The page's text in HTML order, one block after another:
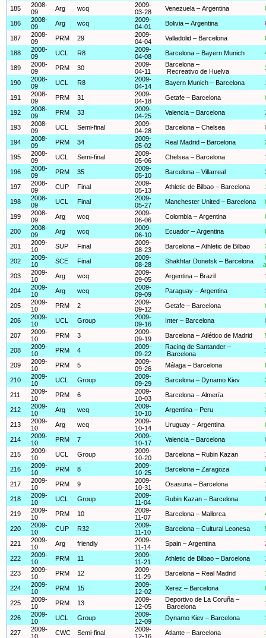
185
2008-
09
Arg wcq
2009-
03-28
Venezuela – Argentina
186
2008-
09
Arg wcq
2009-
04-01
Bolivia – Argentina
187
2008-
09
PRM 29
2009-
04-04
Valladolid – Barcelona
188
2008-
09
UCL R8
2009-
04-08
Barcelona – Bayern Munich
189
2008-
09
PRM 30
2009-
04-11
Barcelona –
Recreativo de Huelva
190
2008-
09
UCL R8
2009-
04-14
Bayern Munich – Barcelona
191
2008-
09
PRM 31
2009-
04-18
Getafe – Barcelona
192
2008-
09
PRM 33
2009-
04-25
Valencia – Barcelona
193
2008-
09
UCL Semi-final
2009-
04-28
Barcelona – Chelsea
194
2008-
09
PRM 34
2009-
05-02
Real Madrid – Barcelona
195
2008-
09
UCL Semi-final
2009-
05-06
Chelsea – Barcelona
196
2008-
09
PRM 35
2009-
05-10
Barcelona – Villarreal
197
2008-
09
CUP Final
2009-
05-13
Athletic de Bilbao – Barcelona
198
2008-
09
UCL Final
2009-
05-27
Manchester United – Barcelona
199
2008-
09
Arg wcq
2009-
06-06
Colombia – Argentina
200
2008-
09
Arg wcq
2009-
06-10
Ecuador – Argentina
201
2009-
10
SUP Final
2009-
08-23
Barcelona – Athletic de Bilbao
202
2009-
10
SCE Final
2009-
08-28
Shakhtar Donetsk – Barcelona
203
2009-
10
Arg wcq
2009-
09-05
Argentina – Brazil
204
2009-
10
Arg wcq
2009-
09-09
Paraguay – Argentina
205
2009-
10
PRM 2
2009-
09-12
Getafe – Barcelona
206
2009-
10
UCL Group
2009-
09-16
Inter – Barcelona
207
2009-
10
PRM 3
2009-
09-19
Barcelona – Atlético de Madrid
208
2009-
10
PRM 4
2009-
09-22
Racing de Santander –
Barcelona
209
2009-
10
PRM 5
2009-
09-26
Málaga – Barcelona
210
2009-
10
UCL Group
2009-
09-29
Barcelona – Dynamo Kiev
211
2009-
10
PRM 6
2009-
10-03
Barcelona – Almería
212
2009-
10
Arg wcq
2009-
10-10
Argentina – Peru
213
2009-
10
Arg wcq
2009-
10-14
Uruguay – Argentina
214
2009-
10
PRM 7
2009-
10-17
Valencia – Barcelona
215
2009-
10
UCL Group
2009-
10-20
Barcelona – Rubin Kazan
216
2009-
10
PRM 8
2009-
10-25
Barcelona – Zaragoza
217
2009-
10
PRM 9
2009-
10-31
Osasuna – Barcelona
218
2009-
10
UCL Group
2009-
11-04
Rubin Kazan – Barcelona
219
2009-
10
PRM 10
2009-
11-07
Barcelona – Mallorca
220
2009-
10
CUP R32
2009-
11-10
Barcelona – Cultural Leonesa
221
2009-
10
Arg friendly
2009-
11-14
Spain – Argentina
222
2009-
10
PRM 11
2009-
11-21
Athletic de Bilbao – Barcelona
223
2009-
10
PRM 12
2009-
11-29
Barcelona – Real Madrid
224
2009-
10
PRM 15
2009-
12-02
Xerez – Barcelona
225
2009-
10
PRM 13
2009-
12-05
Deportivo de La Coruña –
Barcelona
226
2009-
10
UCL Group
2009-
12-09
Dynamo Kiev – Barcelona
227
2009-
10
CWC Semi-final
2009-
12-16
Atlante – Barcelona